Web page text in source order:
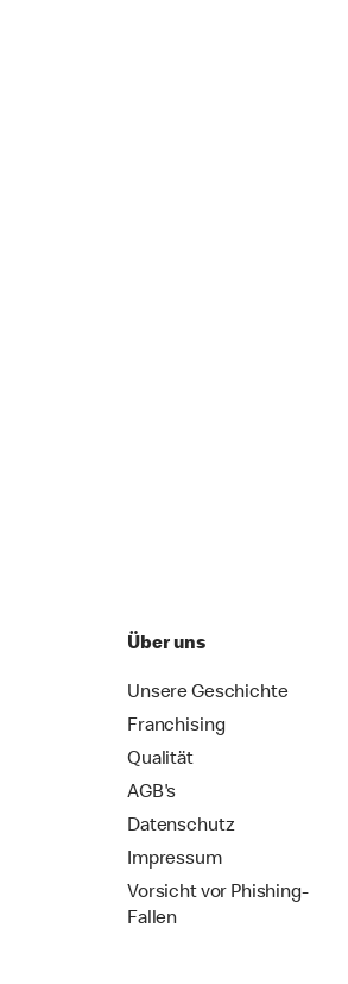
Über uns
Unsere Geschichte
Franchising
Qualität
AGB's
Datenschutz
Impressum
Vorsicht vor Phishing-
Fallen